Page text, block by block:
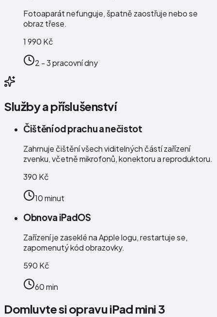
Fotoaparát nefunguje, špatně zaostřuje nebo se
obraz třese.
1 990 Kč
2 - 3 pracovní dny
Služby a příslušenství
Čištění od prachu a nečistot
Zahrnuje čištění všech viditelných částí zařízení
zvenku, včetně mikrofonů, konektoru a reproduktoru.
390 Kč
10 minut
Obnova iPadOS
Zařízení je zaseklé na Apple logu, restartuje se,
zapomenutý kód obrazovky.
590 Kč
60 min
Domluvte si opravu iPad mini 3